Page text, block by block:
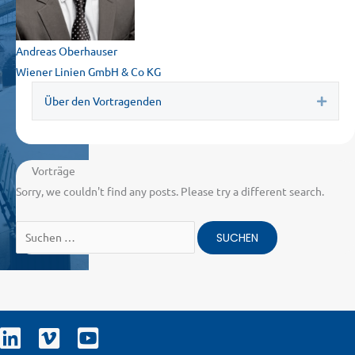
Andreas Oberhauser
Wiener Linien GmbH & Co KG
Über den Vortragenden
Vorträge
Sorry, we couldn't find any posts. Please try a different search.
Suchen
nach: